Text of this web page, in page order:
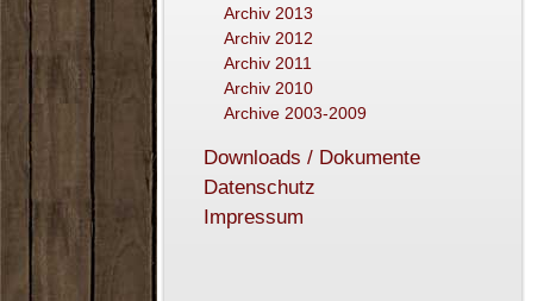
Archiv 2013
Archiv 2012
Archiv 2011
Archiv 2010
Archive 2003-2009
Downloads / Dokumente
Datenschutz
Impressum